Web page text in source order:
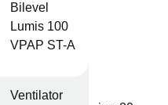
Bilevel
Lumis 100
VPAP ST-A
Ventilator